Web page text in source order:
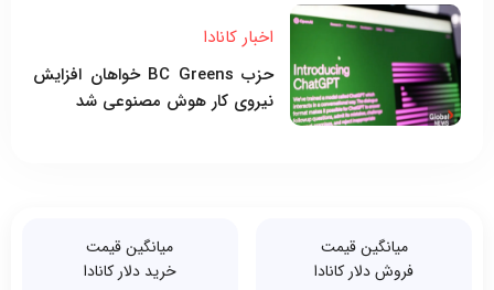
اخبار کانادا
حزب BC Greens خواهان افزایش
نیروی کار هوش مصنوعی شد
میانگین قیمت
فروش دلار کانادا
میانگین قیمت
خرید دلار کانادا